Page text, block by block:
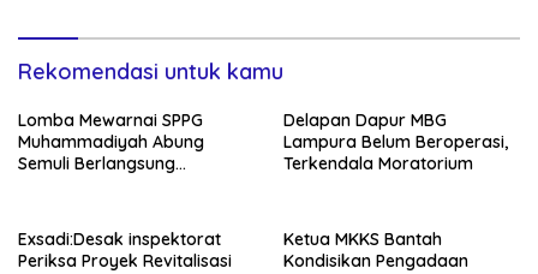
Rekomendasi untuk kamu
Lomba Mewarnai SPPG
Muhammadiyah Abung
Semuli Berlangsung
Delapan Dapur MBG
Lampura Belum Beroperasi,
Terkendala Moratorium
Exsadi:Desak inspektorat
Periksa Proyek Revitalisasi
Ketua MKKS Bantah
Kondisikan Pengadaan